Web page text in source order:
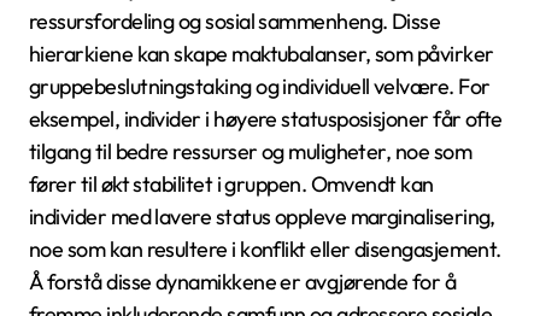
Kulturelle oppfatninger av status og makt varierer
betydelig på tvers av kloden. I kollektivistiske samfunn
stammer status ofte fra gruppeforhold og
familieforbindelser, mens i individualistiske kulturer
verdsettes personlige prestasjoner og autonomi mer.
For eksempel, i mange asiatiske kulturer, reflekterer
respekt for eldre en hierarkisk oppfatning av makt,
med vekt på alder og erfaring. I kontrast kan vestlige